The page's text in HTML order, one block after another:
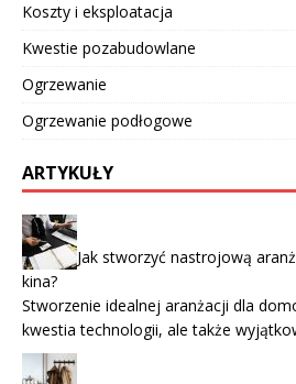
Koszty i eksploatacja
Kwestie pozabudowlane
Ogrzewanie
Ogrzewanie podłogowe
ARTYKUŁY
Jak stworzyć nastrojową
kina?
Stworzenie idealnej aranżacji dla
kwestia technologii, ale także